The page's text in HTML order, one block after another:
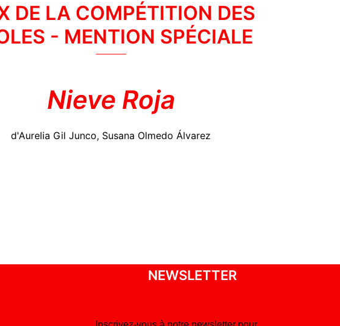
DE LA COMPÉTITION DES
- MENTION SPÉCIALE
Nieve Roja
d'Aurelia Gil Junco, Susana Olmedo Álvarez
NEWSLETTER